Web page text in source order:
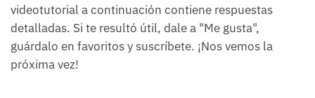
videotutorial a continuación contiene respuestas
detalladas. Si te resultó útil, dale a "Me gusta",
guárdalo en favoritos y suscríbete. ¡Nos vemos la
próxima vez!